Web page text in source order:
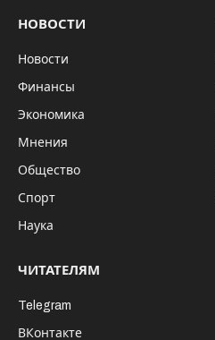
НОВОСТИ
Новости
Финансы
Экономика
Мнения
Общество
Спорт
Наука
ЧИТАТЕЛЯМ
Telegram
ВКонтакте